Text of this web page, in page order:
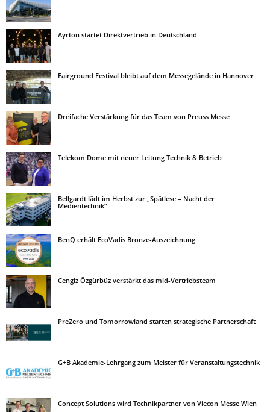
Ayrton startet Direktvertrieb in Deutschland
Fairground Festival bleibt auf dem Messegelände in Hannover
Dreifache Verstärkung für das Team von Preuss Messe
Telekom Dome mit neuer Leitung Technik & Betrieb
Bellgardt lädt im Herbst zur „Spätlese – Nacht der
Medientechnik“
BenQ erhält EcoVadis Bronze-Auszeichnung
Cengiz Özgürbüz verstärkt das mld-Vertriebsteam
PreZero und Tomorrowland starten strategische Partnerschaft
G+B Akademie-Lehrgang zum Meister für Veranstaltungstechnik
Concept Solutions wird Technikpartner von Viecon Messe Wien